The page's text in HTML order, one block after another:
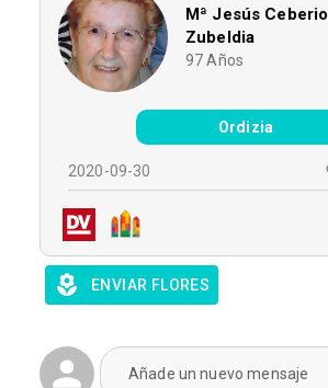
Mª Jesús Ceberio
Zubeldia
97 Años
Ordizia
2020-09-30
ENVIAR FLORES
Añade un nuevo mensaje